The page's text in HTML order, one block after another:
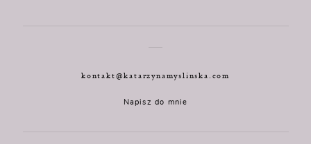
kontakt@katarzynamyslinska.com
Napisz do mnie